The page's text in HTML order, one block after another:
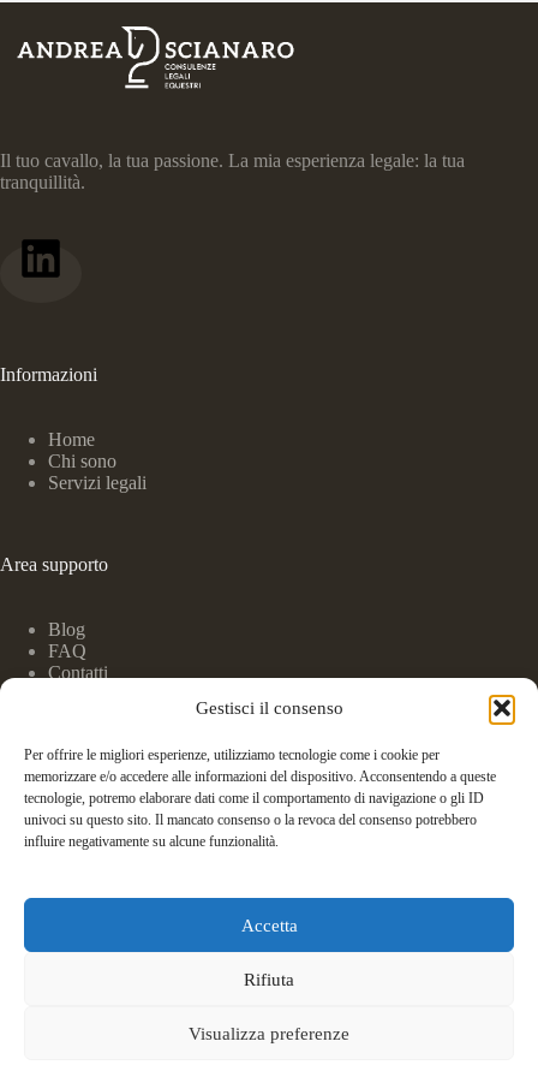
Gestisci il consenso
Per offrire le migliori esperienze, utilizziamo tecnologie come i cookie per
memorizzare e/o accedere alle informazioni del dispositivo. Acconsentendo a queste
tecnologie, potremo elaborare dati come il comportamento di navigazione o gli ID
univoci su questo sito. Il mancato consenso o la revoca del consenso potrebbero
influire negativamente su alcune funzionalità.
Accetta
Rifiuta
Visualizza preferenze
Il tuo cavallo, la tua passione. La mia esperienza legale: la tua
tranquillità.
Informazioni
Home
Chi sono
Servizi legali
Area supporto
Blog
FAQ
Contatti
Studio Legale
Via XIV Settembre n. 73 - 06121 Perugia